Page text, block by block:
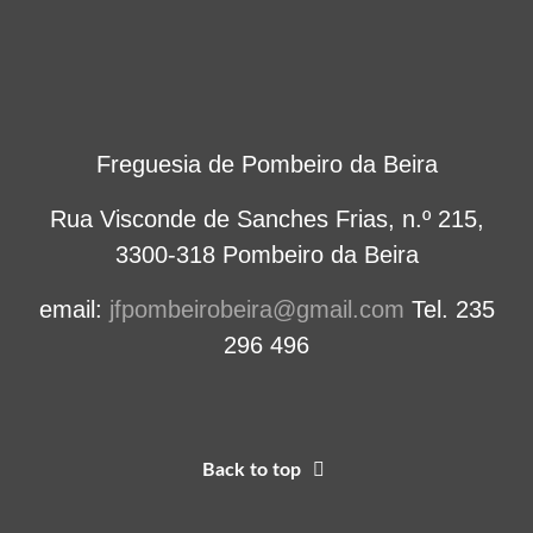
Freguesia de Pombeiro da Beira
Rua Visconde de Sanches Frias, n.º 215,
3300-318 Pombeiro da Beira
email: jfpombeirobeira@gmail.com Tel. 235
296 496
Back to top